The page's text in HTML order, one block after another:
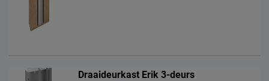
Draaideurkast Erik 3-deurs